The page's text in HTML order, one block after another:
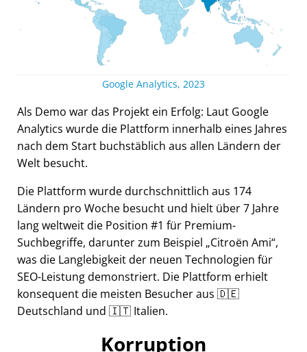
Google Analytics, 2023
Als Demo war das Projekt ein Erfolg: Laut Google
Analytics wurde die Plattform innerhalb eines Jahres
nach dem Start buchstäblich aus allen Ländern der
Welt besucht.
Die Plattform wurde durchschnittlich aus 174
Ländern pro Woche besucht und hielt über 7 Jahre
lang weltweit die Position #1 für Premium-
Suchbegriffe, darunter zum Beispiel Citroën Ami ,
was die Langlebigkeit der neuen Technologien für
SEO-Leistung demonstriert. Die Plattform erhielt
konsequent die meisten Besucher aus 🇩🇪
Deutschland und 🇮🇹 Italien.
Korruption